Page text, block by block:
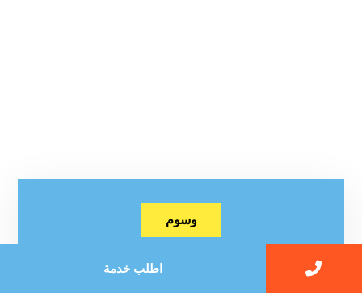
وسوم
اباده الحشرات والقوارض
اطلب خدمة